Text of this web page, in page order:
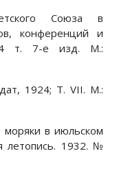
Союза в
конференций и
т. 7-е изд. М.:
1924; Т. VII. М.:
в июльском
летопись. 1932. №